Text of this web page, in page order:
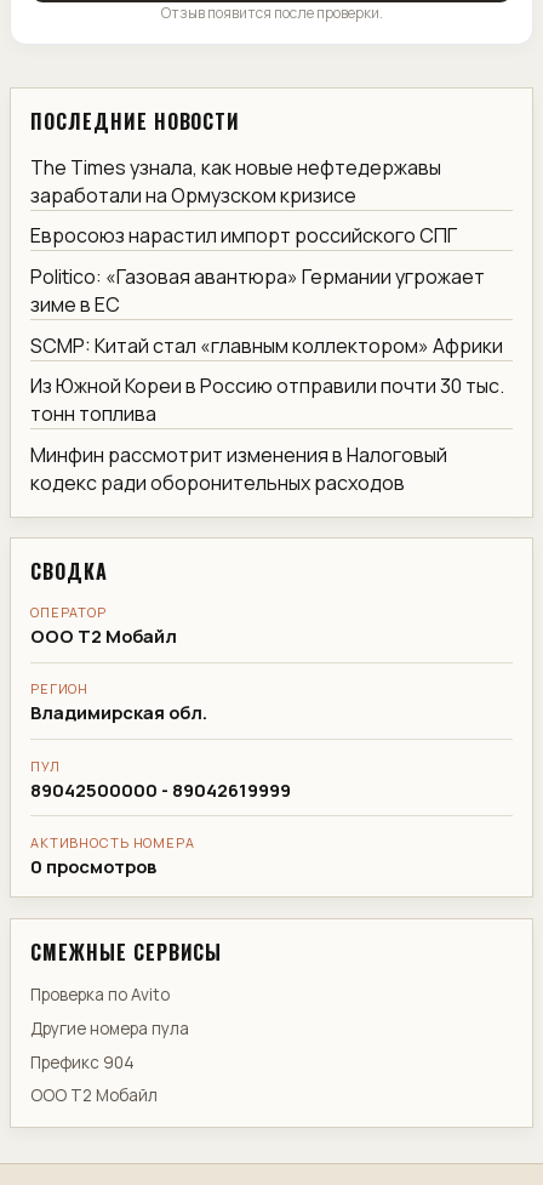
Отзыв появится после проверки.
ПОСЛЕДНИЕ НОВОСТИ
The Times узнала, как новые нефтедержавы
заработали на Ормузском кризисе
Евросоюз нарастил импорт российского СПГ
Politico: «Газовая авантюра» Германии угрожает
зиме в ЕС
SCMP: Китай стал «главным коллектором» Африки
Из Южной Кореи в Россию отправили почти 30 тыс.
тонн топлива
Минфин рассмотрит изменения в Налоговый
кодекс ради оборонительных расходов
СВОДКА
ОПЕРАТОР
ООО Т2 Мобайл
РЕГИОН
Владимирская обл.
ПУЛ
89042500000 - 89042619999
АКТИВНОСТЬ НОМЕРА
0 просмотров
СМЕЖНЫЕ СЕРВИСЫ
Проверка по Avito
Другие номера пула
Префикс 904
ООО Т2 Мобайл